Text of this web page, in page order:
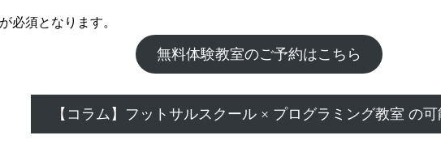
必須となります。
無料体験教室のご予約はこちら
【コラム】フットサルスクール × プログラミング教室 の